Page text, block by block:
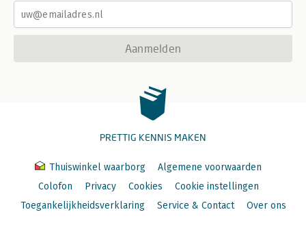
Aanmelden
PRETTIG KENNIS MAKEN
Thuiswinkel waarborg
Algemene voorwaarden
Colofon
Privacy Cookies
Cookie instellingen
Toegankelijkheidsverklaring
Service & Contact Over ons